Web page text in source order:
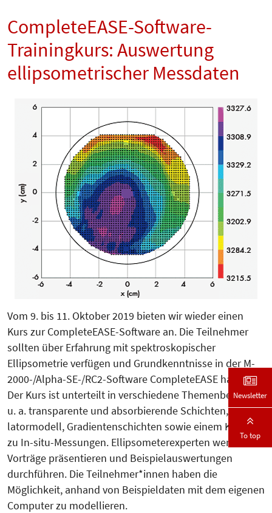
CompleteEASE-Software-
Trainingkurs: Auswertung
ellipsometrischer Messdaten
Vom 9. bis 11. Oktober 2019 bieten wir wieder einen
Kurs zur CompleteEASE-Software an. Die Teilnehmer
sollten über Erfahrung mit spektroskopischer
Ellipsometrie verfügen und Grundkenntnisse in der M-
2000-/Alpha-SE-/RC2-Software CompleteEASE haben.
Der Kurs ist unterteilt in verschiede­ne Themenbereiche,
u. a. transparente und absorbierende Schichten, Os­zil­
la­tormodell, Gradientenschichten sowie einem Kapitel
zu In-situ-Mes­sun­gen. Ellipsometerexperten werden
Vorträge präsentieren und Beispiel­auswertungen
durchführen. Die Teil­nehmer*innen haben die
Möglichkeit, anhand von Beispieldaten mit dem eigenen
Computer zu modellieren.
Newsletter
To top